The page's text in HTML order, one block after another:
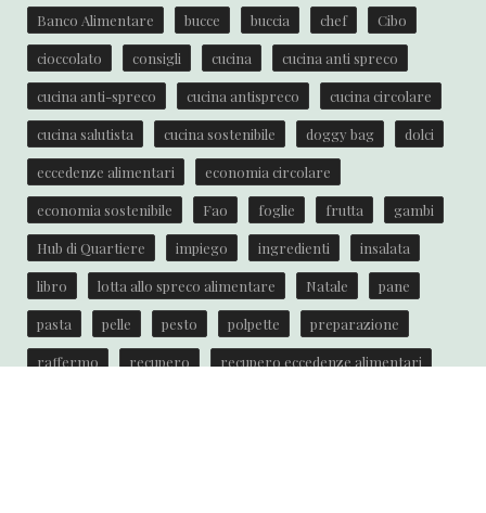
Banco Alimentare bucce buccia chef Cibo
cioccolato consigli cucina cucina anti spreco
cucina anti-spreco cucina antispreco cucina circolare
cucina salutista cucina sostenibile doggy bag dolci
eccedenze alimentari economia circolare
economia sostenibile Fao foglie frutta gambi
Hub di Quartiere impiego ingredienti insalata
libro lotta allo spreco alimentare Natale pane
pasta pelle pesto polpette preparazione
raffermo recupero recupero eccedenze alimentari